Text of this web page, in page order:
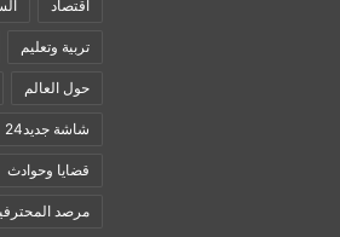
اقتصاد
تربية وتعليم
حول العالم
شاشة جديد24
قضايا وحوادث
مرصد